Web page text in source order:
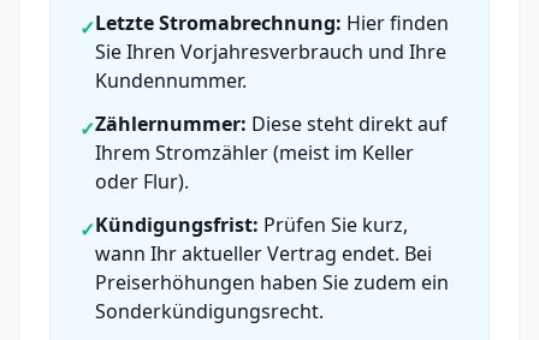
✓Letzte Stromabrechnung: Hier finden
Sie Ihren Vorjahresverbrauch und Ihre
Kundennummer.
✓Zählernummer: Diese steht direkt auf
Ihrem Stromzähler (meist im Keller
oder Flur).
✓Kündigungsfrist: Prüfen Sie kurz,
wann Ihr aktueller Vertrag endet. Bei
Preiserhöhungen haben Sie zudem ein
Sonderkündigungsrecht.